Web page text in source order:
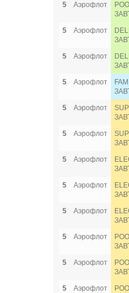
5
Аэрофлот
5
Аэрофлот
5
Аэрофлот
5
Аэрофлот
5
Аэрофлот
5
Аэрофлот
5
Аэрофлот
5
Аэрофлот
5
Аэрофлот
5
Аэрофлот
5
Аэрофлот
5
Аэрофлот